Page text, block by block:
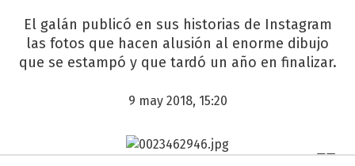
El galán publicó en sus historias de Instagram
las fotos que hacen alusión al enorme dibujo
que se estampó y que tardó un año en finalizar.
9 may 2018, 15:20